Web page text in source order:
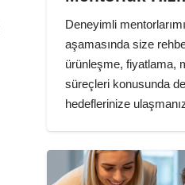
Deneyimli
aşamasında size
ürünleşme, fiyatlama,
süreçleri konusunda
hedeflerinize